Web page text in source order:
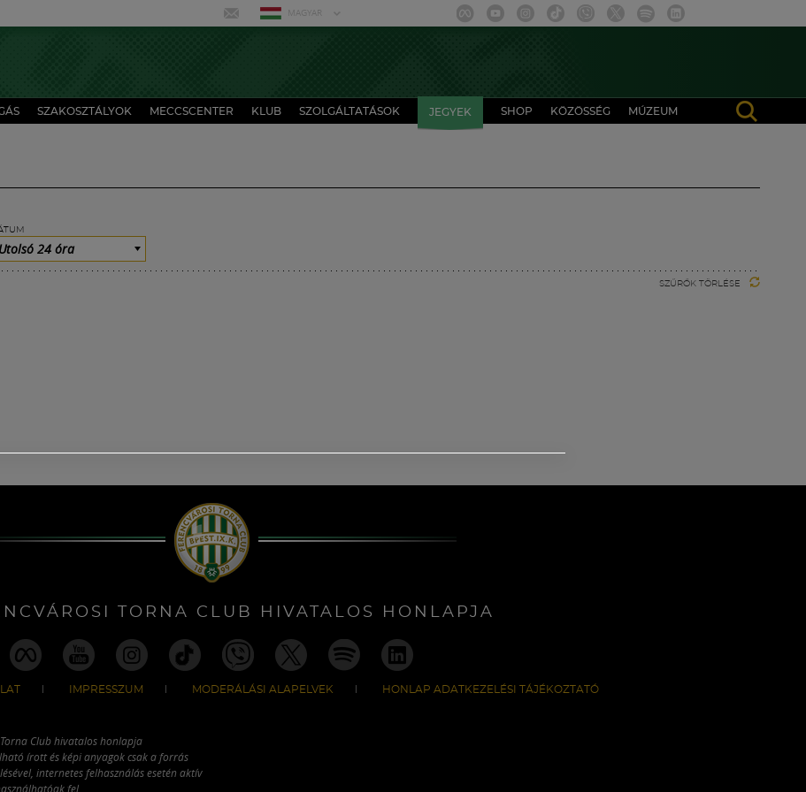
MAGYAR
SZAKOSZTÁLYOK MECCSCENTER KLUB SZOLGÁLTATÁSOK JEGYEK SHOP KÖZÖSSÉG MÚZEUM
Utolsó 24 óra
SZŰRŐK TÖRLÉSE
TORNA CLUB HIVATALOS HONLAPJA
IMPRESSZUM MODERÁLÁSI ALAPELVEK HONLAP ADATKEZELÉSI TÁJÉKOZTATÓ
Club hivatalos honlapja
írott és képi anyagok csak a forrás
internetes felhasználás esetén aktív
fel.